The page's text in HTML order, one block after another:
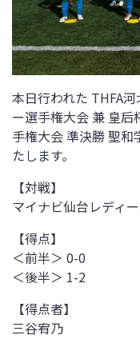
本日行われた THFA
ー選手権大会 兼 皇后
手権大会 準決勝 聖
たします。
【対戦】
マイナビ仙台レディ
【得点】
＜前半＞ 0-0
＜後半＞ 1-2
【得点者】
三谷宥乃